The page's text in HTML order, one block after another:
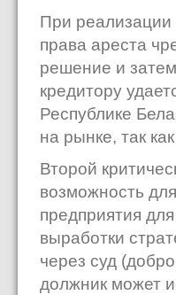
При реализации
права ареста
решение и
кредитору
Республике
на рынке, так
Второй
возможность
предприятия
выработки
через суд
должник может